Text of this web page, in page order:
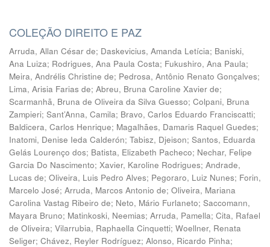
COLEÇÃO DIREITO E PAZ
Arruda, Allan César de; Daskevicius, Amanda Letícia; Baniski,
Ana Luiza; Rodrigues, Ana Paula Costa; Fukushiro, Ana Paula;
Meira, Andrélis Christine de; Pedrosa, Antônio Renato Gonçalves;
Lima, Arisia Farias de; Abreu, Bruna Caroline Xavier de;
Scarmanhã, Bruna de Oliveira da Silva Guesso; Colpani, Bruna
Zampieri; Sant’Anna, Camila; Bravo, Carlos Eduardo Franciscatti;
Baldicera, Carlos Henrique; Magalhães, Damaris Raquel Guedes;
Inatomi, Denise Ieda Calderón; Tabisz, Djeison; Santos, Eduarda
Gelás Lourenço dos; Batista, Elizabeth Pacheco; Nechar, Felipe
Garcia Do Nascimento; Xavier, Karoline Rodrigues; Andrade,
Lucas de; Oliveira, Luis Pedro Alves; Pegoraro, Luiz Nunes; Forin,
Marcelo José; Arruda, Marcos Antonio de; Oliveira, Mariana
Carolina Vastag Ribeiro de; Neto, Mário Furlaneto; Saccomann,
Mayara Bruno; Matinkoski, Neemias; Arruda, Pamella; Cita, Rafael
de Oliveira; Vilarrubia, Raphaella Cinquetti; Woellner, Renata
Seliger; Chávez, Reyler Rodríguez; Alonso, Ricardo Pinha;